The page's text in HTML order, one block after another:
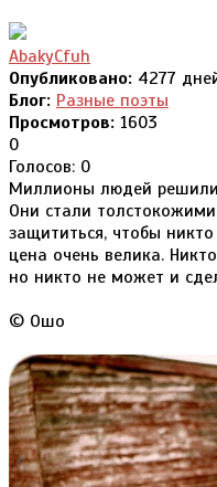
AbakyCfuh
Опубликовано: 4277
Блог: Разные поэты
Просмотров: 1603
0
Голосов: 0
Миллионы людей решили
Они стали
защититься, чтобы
цена очень велика.
но никто не может и
© Ошо